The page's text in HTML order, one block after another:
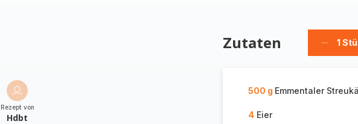
Rezept von
Hdbt
Zutaten
Stück
1
500 g Emmentaler
4Eier